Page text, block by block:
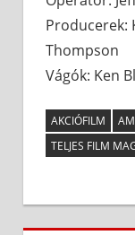
Producerek:
Thompson
Vágók: Ken
AKCIÓFILM
TELJES FILM